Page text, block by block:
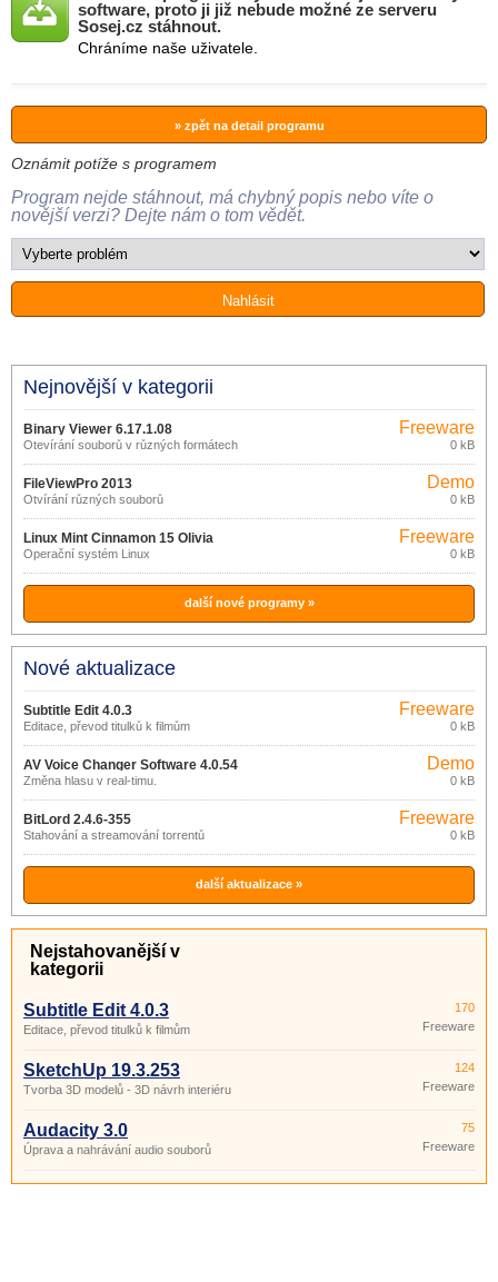
software, proto ji již nebude možné ze serveru
Sosej.cz stáhnout.
Chráníme naše uživatele.
» zpět na detail programu
Oznámit potíže s programem
Program nejde stáhnout, má chybný popis nebo víte o
novější verzi? Dejte nám o tom vědět.
Nejnovější v kategorii
Binary Viewer 6.17.1.08
Otevírání souborů v různých formátech
Freeware
0 kB
FileViewPro 2013
Otvírání různých souborů
Demo
0 kB
Linux Mint Cinnamon 15 Olivia
Operační systém Linux
Freeware
0 kB
další nové programy »
Nové aktualizace
Subtitle Edit 4.0.3
Editace, převod titulků k filmům
Freeware
0 kB
AV Voice Changer Software 4.0.54
Změna hlasu v real-timu.
Demo
0 kB
BitLord 2.4.6-355
Stahování a streamování torrentů
Freeware
0 kB
další aktualizace »
Nejstahovanější v
kategorii
Subtitle Edit 4.0.3
Editace, převod titulků k filmům
170
Freeware
SketchUp 19.3.253
Tvorba 3D modelů - 3D návrh interiéru
124
Freeware
Audacity 3.0
Úprava a nahrávání audio souborů
75
Freeware